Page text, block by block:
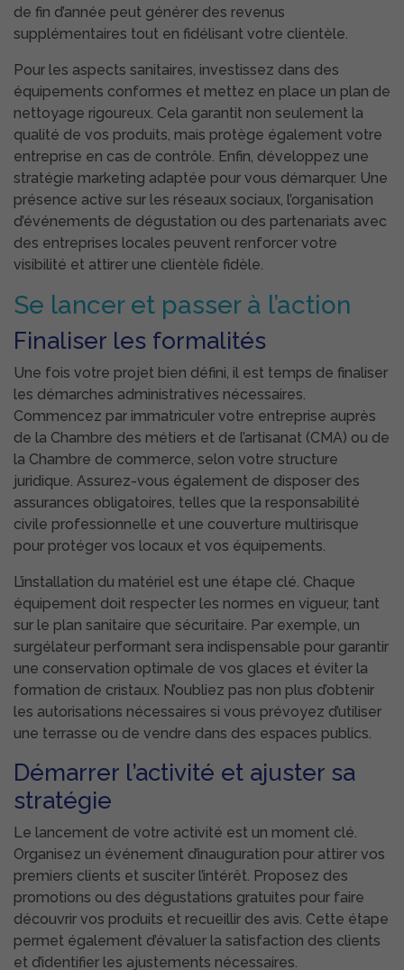
de fin d’année peut générer des revenus
supplémentaires tout en fidélisant votre clientèle.
Pour les aspects sanitaires, investissez dans des
équipements conformes et mettez en place un plan de
nettoyage rigoureux. Cela garantit non seulement la
qualité de vos produits, mais protège également votre
entreprise en cas de contrôle. Enfin, développez une
stratégie marketing adaptée pour vous démarquer. Une
présence active sur les réseaux sociaux, l’organisation
d’événements de dégustation ou des partenariats avec
des entreprises locales peuvent renforcer votre
visibilité et attirer une clientèle fidèle.
Se lancer et passer à l’action
Finaliser les formalités
Une fois votre projet bien défini, il est temps de finaliser
les démarches administratives nécessaires.
Commencez par immatriculer votre entreprise auprès
de la Chambre des métiers et de l’artisanat (CMA) ou de
la Chambre de commerce, selon votre structure
juridique. Assurez-vous également de disposer des
assurances obligatoires, telles que la responsabilité
civile professionnelle et une couverture multirisque
pour protéger vos locaux et vos équipements.
L’installation du matériel est une étape clé. Chaque
équipement doit respecter les normes en vigueur, tant
sur le plan sanitaire que sécuritaire. Par exemple, un
surgélateur performant sera indispensable pour garantir
une conservation optimale de vos glaces et éviter la
formation de cristaux. N’oubliez pas non plus d’obtenir
les autorisations nécessaires si vous prévoyez d’utiliser
une terrasse ou de vendre dans des espaces publics.
Démarrer l’activité et ajuster sa
stratégie
Le lancement de votre activité est un moment clé.
Organisez un événement d’inauguration pour attirer vos
premiers clients et susciter l’intérêt. Proposez des
promotions ou des dégustations gratuites pour faire
découvrir vos produits et recueillir des avis. Cette étape
permet également d’évaluer la satisfaction des clients
et d’identifier les ajustements nécessaires.